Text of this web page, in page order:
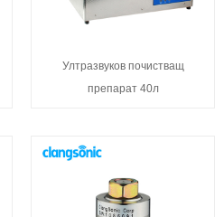
Ултразвуков почистващ
препарат 40л